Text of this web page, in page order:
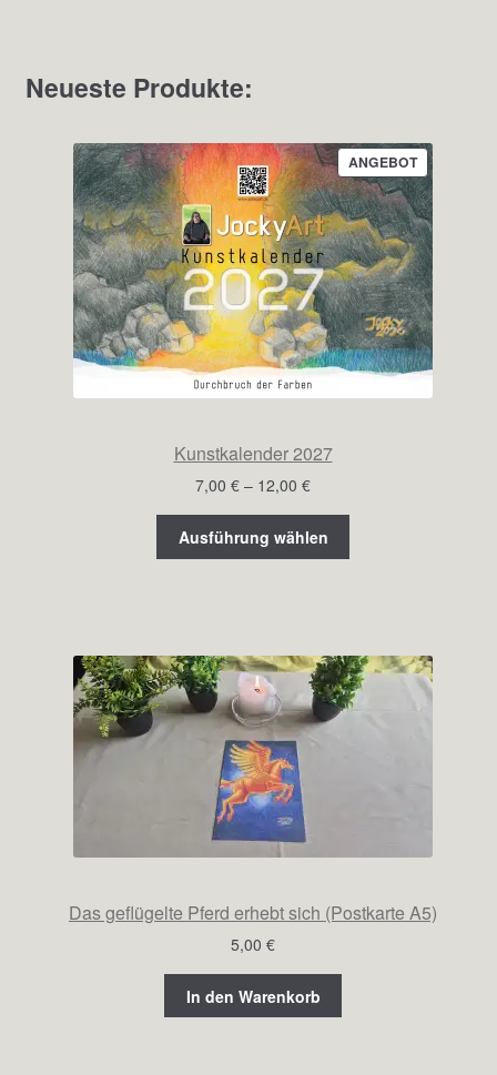
Neueste Produkte:
ANGEBOTPRODUKT
IM
ANGEBOT
Kunstkalender 2027
7,00 € – 12,00 €Preisspanne:
bis
12,00 €
Ausführung wählen
Das geflügelte Pferd erhebt sich (Postkarte A5)
5,00 €
In den Warenkorb